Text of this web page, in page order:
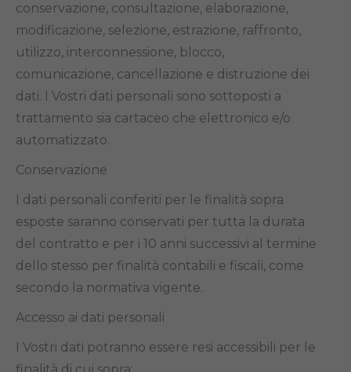
conservazione, consultazione, elaborazione,
modificazione, selezione, estrazione, raffronto,
utilizzo, interconnessione, blocco,
comunicazione, cancellazione e distruzione dei
dati. I Vostri dati personali sono sottoposti a
trattamento sia cartaceo che elettronico e/o
automatizzato.
Conservazione
I dati personali conferiti per le finalità sopra
esposte saranno conservati per tutta la durata
del contratto e per i 10 anni successivi al termine
dello stesso per finalità contabili e fiscali, come
secondo la normativa vigente.
Accesso ai dati personali
I Vostri dati potranno essere resi accessibili per le